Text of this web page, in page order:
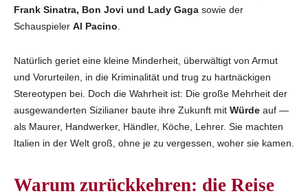
Frank Sinatra, Bon Jovi und Lady Gaga sowie der
Schauspieler Al Pacino
Natürlich geriet eine kleine Minderheit, überwältigt von Armut
und Vorurteilen, in die Kriminalität und trug zu hartnäckigen
Stereotypen bei. Doch die Wahrheit ist: Die große Mehrheit der
ausgewanderten Sizilianer baute ihre Zukunft mit Würde auf —
als Maurer, Handwerker, Händler, Köche, Lehrer. Sie machten
Italien in der Welt groß, ohne je zu vergessen, woher sie kamen.
Warum zurückkehren: die Reise